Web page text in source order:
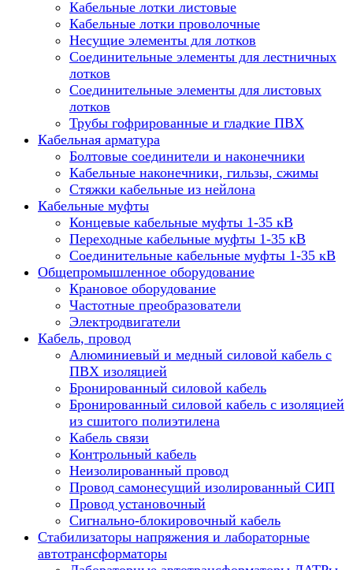
Кабельные лотки листовые
Кабельные лотки проволочные
Несущие элементы для лотков
Соединительные элементы для лестничных
лотков
Соединительные элементы для листовых
лотков
Трубы гофрированные и гладкие ПВХ
Кабельная арматура
Болтовые соединители и наконечники
Кабельные наконечники, гильзы, сжимы
Стяжки кабельные из нейлона
Кабельные муфты
Концевые кабельные муфты 1-35 кВ
Переходные кабельные муфты 1-35 кВ
Соединительные кабельные муфты 1-35 кВ
Общепромышленное оборудование
Крановое оборудование
Частотные преобразователи
Электродвигатели
Кабель, провод
Алюминиевый и медный силовой кабель с
ПВХ изоляцией
Бронированный силовой кабель
Бронированный силовой кабель с изоляцией
из сшитого полиэтилена
Кабель связи
Контрольный кабель
Неизолированный провод
Провод самонесущий изолированный СИП
Провод установочный
Сигнально-блокировочный кабель
Стабилизаторы напряжения и лабораторные
автотрансформаторы